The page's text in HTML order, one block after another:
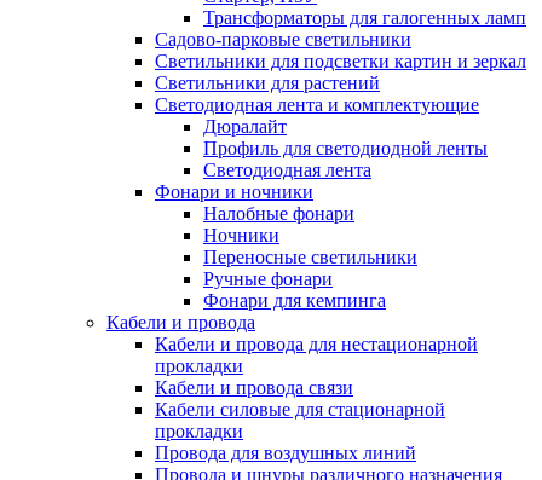
Трансформаторы для галогенных ламп
Садово-парковые светильники
Светильники для подсветки картин и зеркал
Светильники для растений
Светодиодная лента и комплектующие
Дюралайт
Профиль для светодиодной ленты
Светодиодная лента
Фонари и ночники
Налобные фонари
Ночники
Переносные светильники
Ручные фонари
Фонари для кемпинга
Кабели и провода
Кабели и провода для нестационарной
прокладки
Кабели и провода связи
Кабели силовые для стационарной
прокладки
Провода для воздушных линий
Провода и шнуры различного назначения